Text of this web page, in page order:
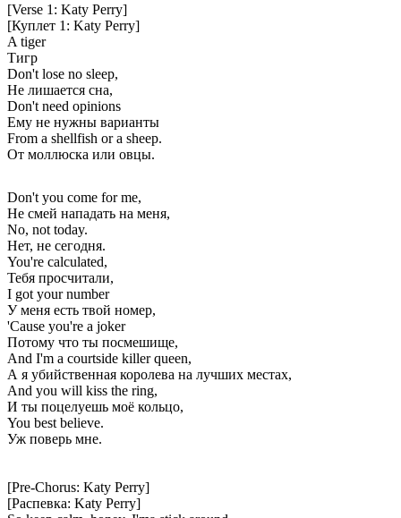
[Verse 1: Katy Perry]
[Куплет 1: Katy Perry]
A tiger
Тигр
Don't lose no sleep,
Не лишается сна,
Don't need opinions
Ему не нужны варианты
From a shellfish or a sheep.
От моллюска или овцы.
Don't you come for me,
Не смей нападать на меня,
No, not today.
Нет, не сегодня.
You're calculated,
Тебя просчитали,
I got your number
У меня есть твой номер,
'Cause you're a joker
Потому что ты посмешище,
And I'm a courtside killer queen,
А я убийственная королева на лучших местах,
And you will kiss the ring,
И ты поцелуешь моё кольцо,
You best believe.
Уж поверь мне.
[Pre-Chorus: Katy Perry]
[Распевка: Katy Perry]